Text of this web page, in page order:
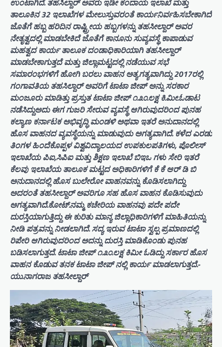
ಉಂಟಾಗಿದೆ. ತಹಸಿಲ್ದಾರ್ ಅವರು ಇಡೀ ಕಂದಾಯ ಇಲಾಖೆ ಮತ್ತು
ತಾಲೂಕಿನ 32 ಇಲಾಖೆಗಳ ಮೇಲುಸ್ತುವರಂತೆ ಕಾರ್ಯನಿರ್ವಹಿಸಬೇಕಾಗಿದೆ
ಜೊತೆಗೆ ಹಬ್ಬ ಹರಿದಿನ ರಾಷ್ಟ್ರೀಯ ಹಬ್ಬಗಳನ್ನು ತಹಸೀಲ್ದಾರ್ ಅವರ
ನೇತೃತ್ವದಲ್ಲಿ ಮಾಡಬೇಕಿದೆ ಜೊತೆಗೆ ಕಾನೂನು ಸುವ್ಯವಸ್ಥೆ ಕಾಪಾಡುವ
ಮಹತ್ವದ ಕಾರ್ಯ ತಾಲೂಕ ದಂಡಾಧಿಕಾರಿಯಾಗಿ ತಹಸೀಲ್ದಾರ್
ಮಾಡಬೇಕಾಗುತ್ತದೆ ಮತ್ತು ಜಿಲ್ಲಾಮಟ್ಟದಲ್ಲಿ ನಡೆಯುವ ಸಭೆ
ಸಮಾರಂಭಗಳಿಗೆ ಹೋಗಿ ಬರಲು ವಾಹನ ಅತ್ಯಗತ್ಯವಾಗಿದ್ದು 2017ರಲ್ಲಿ
ಗಂಗಾವತಿಯ ತಹಸಿಲ್ದಾರ್ ಅವರಿಗೆ ಟಾಟಾ ಜೀಪ್ ಅನ್ನು ಸರಕಾರ
ಮಂಜೂರು ಮಾಡಿತ್ತು ಪ್ರಸ್ತುತ ಟಾಟಾ ಜೀಪ್ ೧.೩೦.ಲಕ್ಷ ಕಿ.ಮೀ.ಓಡಾಟ
ನಡೆಸಿದ್ದುಅದು ಈಗ ಗುಜರಿ ಸೇರುವ ವ್ಯವಸ್ಥೆ ಆಗಿರುವುದರಿಂದ ಪುನಹ
ಕಲ್ಯಾಣ ಕರ್ನಾಟಕ ಅಭಿವೃದ್ಧಿ ಮಂಡಳಿ ಅಥವಾ ಇತರೆ ಅನುದಾನದಲ್ಲಿ
ಹೊಸ ವಾಹನದ ವ್ಯವಸ್ಥೆಯನ್ನು ಮಾಡುವುದು ಅಗತ್ಯವಾಗಿದೆ. ಕಳೆದ ಎರಡು
ತಿಂಗಳ ಹಿಂದೆಕೊಪ್ಪಳ ವಿಶ್ವವಿದ್ಯಾಲಯದ ಉಪಕುಲಪತಿಗಳು, ಪೊಲೀಸ್
ಇಲಾಖೆಯ ಪಿಐ,ಸಿಪಿಐ ಮತ್ತು ಶಿಕ್ಷಣ ಇಲಾಖೆ ಬಿಇಒ ಗಳು ಸೇರಿ ಇತರೆ
ಕೆಲವು ಇಲಾಖೆಯ ತಾಲೂಕ ಮಟ್ಟದ ಅಧಿಕಾರಿಗಳಿಗೆ ಕೆ ಕೆ ಆರ್ ಡಿ ಬಿ
ಅನುದಾನದಲ್ಲಿ ಹೊಸ ಬುಲೇರೋ ವಾಹನವನ್ನು ಕೊಡಿಸಲಾಗಿದ್ದು
ಅದರಂತೆ ತಹಸೀಲ್ದಾರ್ ಅವರಿಗೂ ಸಹ ಹೊಸ ವಾಹನ ಕೊಡಿಸುವುದು
ಅಗತ್ಯವಾಗಿದೆ.ಕೋಟ್.ನಮ್ಮ ಕಚೇರಿಯ ವಾಹನವು ಪದೇ ಪದೇ
ದುರಸ್ತಿಯಾಗುತ್ತಿದ್ದು ಈ ಕುರಿತು ಮಾನ್ಯ ಜಿಲ್ಲಾಧಿಕಾರಿಗಳಿಗೆ ಮಾಹಿತಿಯನ್ನು
ನೀಡಿ ಪತ್ರವನ್ನು ನೀಡಲಾಗಿದೆ. ಸದ್ಯ ಇರುವ ಟಾಟಾ ಸ್ವಲ್ಪ ಪ್ರಮಾಣದಲ್ಲಿ
ರಿಪೇರಿ ಆಗಿರುವುದರಿಂದ ಅದನ್ನು ದುರಸ್ತಿ ಮಾಡಿಕೊಂಡು ಪುನಹ
ಬಡಿಸಲಾಗುತ್ತದೆ. ಟಾಟಾ ಜೀಪ್ ೧.೩೦.ಲಕ್ಷ ಕಿಮೀ ಓಡಿದ್ದು ಸರ್ಕಾರ ಹೊಸ
ವಾಹನ ಕೊಡುವ ತನಕ ಟಾಟಾ ಜೀಪ್ ನಲ್ಲಿ ಕಾರ್ಯ ಮಾಡಲಾಗುತ್ತದೆ.-
ಯು.ನಾಗರಾಜ ತಹಸೀಲ್ದಾರ್